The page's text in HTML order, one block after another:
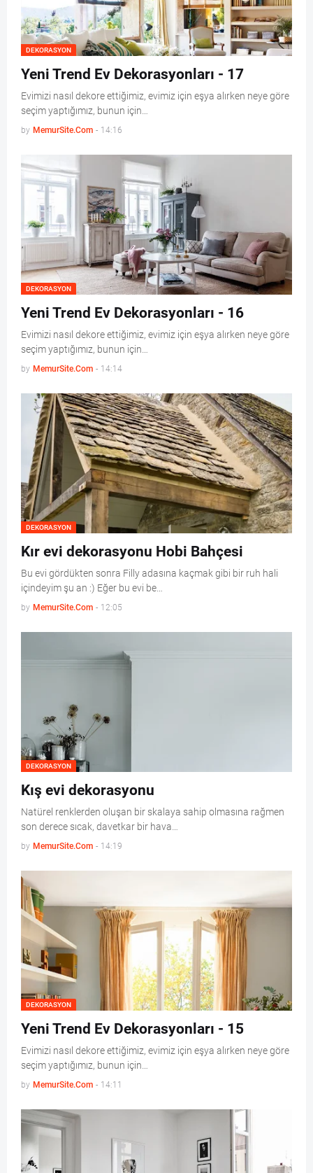
DEKORASYON
Yeni Trend Ev Dekorasyonları - 17
Evimizi nasıl dekore ettiğimiz, evimiz için eşya alırken neye göre
seçim yaptığımız, bunun için…
by MemurSite.Com - 14:16
DEKORASYON
Yeni Trend Ev Dekorasyonları - 16
Evimizi nasıl dekore ettiğimiz, evimiz için eşya alırken neye göre
seçim yaptığımız, bunun için…
by MemurSite.Com - 14:14
DEKORASYON
Kır evi dekorasyonu Hobi Bahçesi
Bu evi gördükten sonra Filly adasına kaçmak gibi bir ruh hali
içindeyim şu an :) Eğer bu evi be…
by MemurSite.Com - 12:05
DEKORASYON
Kış evi dekorasyonu
Natürel renklerden oluşan bir skalaya sahip olmasına rağmen
son derece sıcak, davetkar bir hava…
by MemurSite.Com - 14:19
DEKORASYON
Yeni Trend Ev Dekorasyonları - 15
Evimizi nasıl dekore ettiğimiz, evimiz için eşya alırken neye göre
seçim yaptığımız, bunun için…
by MemurSite.Com - 14:11